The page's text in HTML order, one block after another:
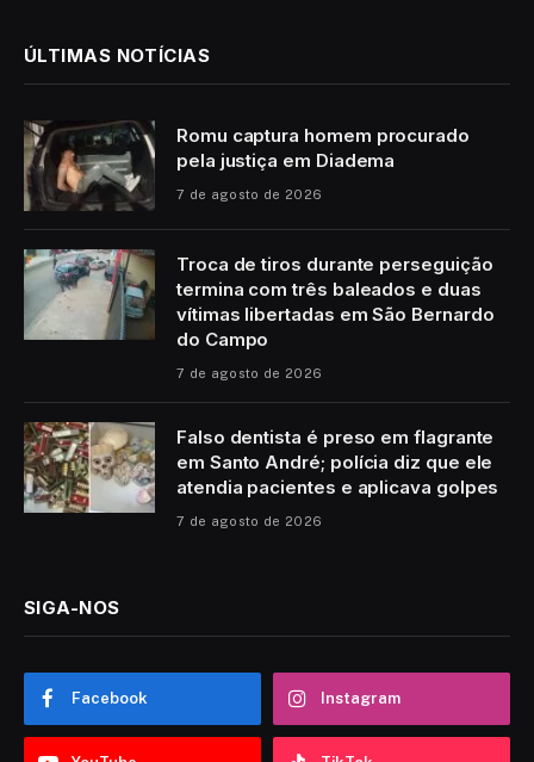
ÚLTIMAS NOTÍCIAS
Romu captura homem procurado
pela justiça em Diadema
7 de agosto de 2026
Troca de tiros durante perseguição
termina com três baleados e duas
vítimas libertadas em São Bernardo
do Campo
7 de agosto de 2026
Falso dentista é preso em flagrante
em Santo André; polícia diz que ele
atendia pacientes e aplicava golpes
7 de agosto de 2026
SIGA-NOS
Facebook Instagram